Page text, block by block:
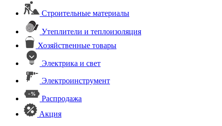
Строительные материалы
Утеплители и теплоизоляция
Хозяйственные товары
Электрика и свет
Электроинструмент
Распродажа
Акция